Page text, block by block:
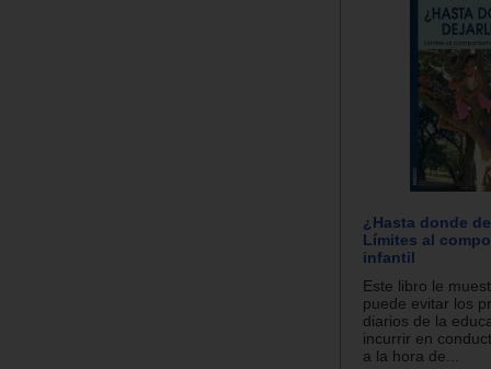
¿Hasta donde
Límites al
infantil
Este libro le
puede evitar los
diarios de la
incurrir en
a la hora de...